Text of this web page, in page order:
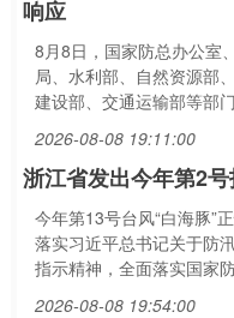
响应
8月8日，国家防总办公室
局、水利部、自然资源部
建设部、交通运输部等部
2026-08-08 19:11:00
浙江省发出今年第2
今年第13号台风“白海豚”
落实习近平总书记关于防
指示精神，全面落实国家
2026-08-08 19:54:00